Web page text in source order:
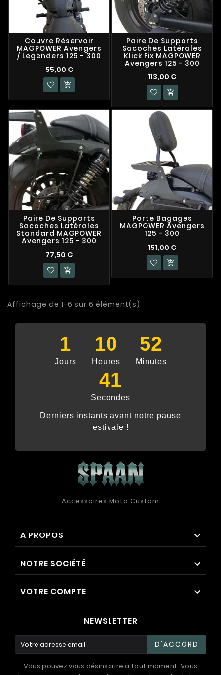
Couvre Réservoir
MAGPOWER Avengers
/ Legenders 125 - 300
55,00 €

Paire De Supports
Sacoches Latérales
Klick Fix MAGPOWER
Avengers 125 - 300
113,00 €

Paire De Supports
Sacoches Latérales
Standard MAGPOWER
Avengers 125 - 300
77,50 €

Porte Bagages
MAGPOWER Avengers
125 - 300
151,00 €

Affichage de 1-6 sur 6 élément(s)
1
Jours
10
Heures
52
Minutes
41
Secondes
Derniers instants avant notre pause
estivale !
Accessoires Moto Custom
A PROPOS 
NOTRE SOCIÉTÉ 
VOTRE COMPTE 
NEWSLETTER
D'ACCORD
Vous pouvez vous désinscrire à tout moment. Vous